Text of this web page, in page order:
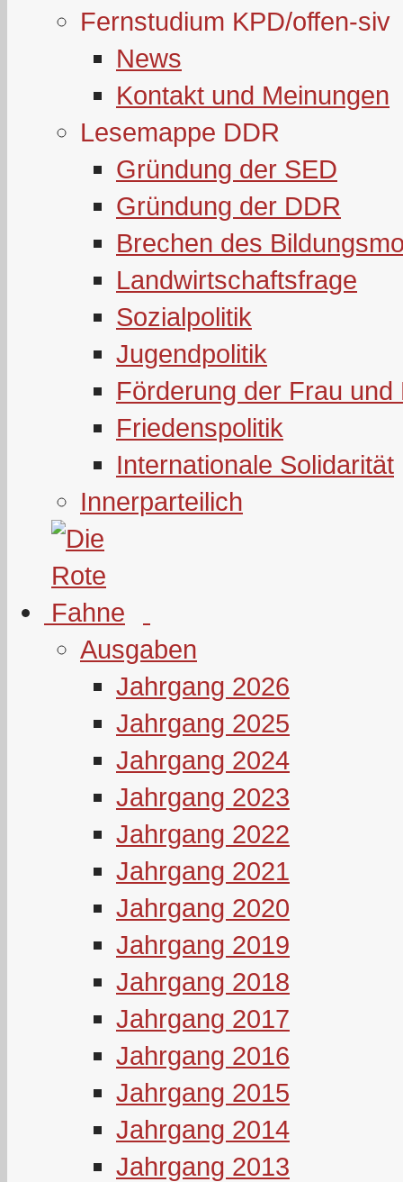
Fernstudium KPD/offen-siv
News
Kontakt und Meinungen
Lesemappe DDR
Gründung der SED
Gründung der DDR
Brechen des
Landwirtschaftsfrage
Sozialpolitik
Jugendpolitik
Förderung der Frau und
Friedenspolitik
Internationale Solidarität
Innerparteilich
Ausgaben
Jahrgang 2026
Jahrgang 2025
Jahrgang 2024
Jahrgang 2023
Jahrgang 2022
Jahrgang 2021
Jahrgang 2020
Jahrgang 2019
Jahrgang 2018
Jahrgang 2017
Jahrgang 2016
Jahrgang 2015
Jahrgang 2014
Jahrgang 2013